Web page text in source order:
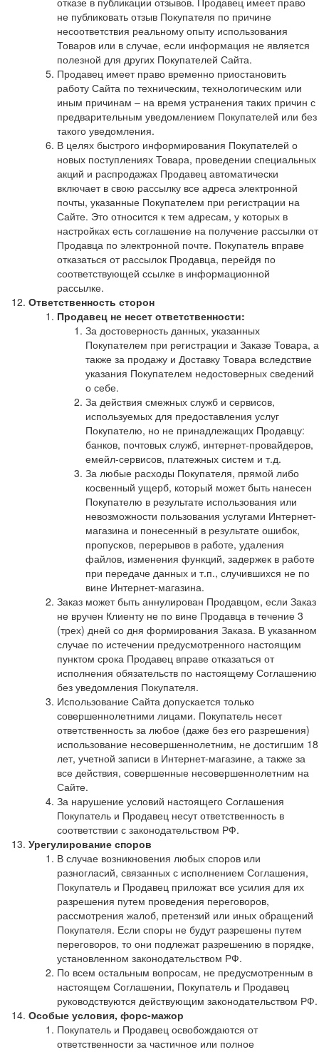
не публиковать отзыв Покупателя по причине
несоответствия реальному опыту использования
Товаров или в случае, если информация не является
полезной для других Покупателей Сайта.
Продавец имеет право временно приостановить
работу Сайта по техническим, технологическим или
иным причинам – на время устранения таких причин с
предварительным уведомлением Покупателей или без
такого уведомления.
В целях быстрого информирования Покупателей о
новых поступлениях Товара, проведении специальных
акций и распродажах Продавец автоматически
включает в свою рассылку все адреса электронной
почты, указанные Покупателем при регистрации на
Сайте. Это относится к тем адресам, у которых в
настройках есть соглашение на получение рассылки от
Продавца по электронной почте. Покупатель вправе
отказаться от рассылок Продавца, перейдя по
соответствующей ссылке в информационной
рассылке.
Ответственность сторон
Продавец не несет ответственности:
За достоверность данных, указанных
Покупателем при регистрации и Заказе Товара, а
также за продажу и Доставку Товара вследствие
указания Покупателем недостоверных сведений
о себе.
За действия смежных служб и сервисов,
используемых для предоставления услуг
Покупателю, но не принадлежащих Продавцу:
банков, почтовых служб, интернет-провайдеров,
емейл-сервисов, платежных систем и т.д.
За любые расходы Покупателя, прямой либо
косвенный ущерб, который может быть нанесен
Покупателю в результате использования или
невозможности пользования услугами Интернет-
магазина и понесенный в результате ошибок,
пропусков, перерывов в работе, удаления
файлов, изменения функций, задержек в работе
при передаче данных и т.п., случившихся не по
вине Интернет-магазина.
Заказ может быть аннулирован Продавцом, если Заказ
не вручен Клиенту не по вине Продавца в течение 3
(трех) дней со дня формирования Заказа. В указанном
случае по истечении предусмотренного настоящим
пунктом срока Продавец вправе отказаться от
исполнения обязательств по настоящему Соглашению
без уведомления Покупателя.
Использование Сайта допускается только
совершеннолетними лицами. Покупатель несет
ответственность за любое (даже без его разрешения)
использование несовершеннолетним, не достигшим 18
лет, учетной записи в Интернет-магазине, а также за
все действия, совершенные несовершеннолетним на
Сайте.
За нарушение условий настоящего Соглашения
Покупатель и Продавец несут ответственность в
соответствии с законодательством РФ.
Урегулирование споров
В случае возникновения любых споров или
разногласий, связанных с исполнением Соглашения,
Покупатель и Продавец приложат все усилия для их
разрешения путем проведения переговоров,
рассмотрения жалоб, претензий или иных обращений
Покупателя. Если споры не будут разрешены путем
переговоров, то они подлежат разрешению в порядке,
установленном законодательством РФ.
По всем остальным вопросам, не предусмотренным в
настоящем Соглашении, Покупатель и Продавец
руководствуются действующим законодательством РФ.
Особые условия, форс-мажор
Покупатель и Продавец освобождаются от
ответственности за частичное или полное